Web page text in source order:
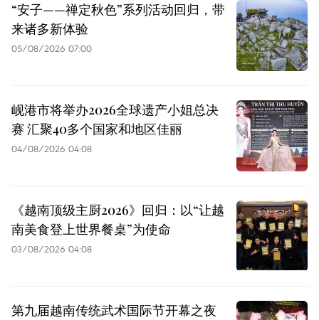
“安子——禅定秋色”系列活动回归，带
来诸多新体验
05/08/2026 07:00
岘港市将举办2026全球遗产小姐总决
赛 汇聚40多个国家和地区佳丽
04/08/2026 04:08
《越南顶级主厨2026》回归：以“让越
南美食登上世界餐桌”为使命
03/08/2026 04:08
第九届越南传统武术国际节开幕之夜